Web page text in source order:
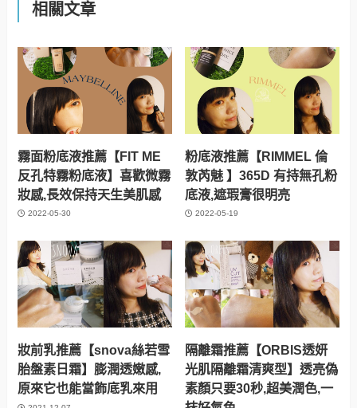
相關文章
霧面粉底液推薦【FIT ME
反孔特霧粉底液】喜歡微霧
妝感,長效保持天生美肌感
2022-05-30
粉底液推薦【RIMMEL 倫
敦芮魅 】365D 有持無孔粉
底液,遮瑕膏很明亮
2022-05-19
妝前乳推薦【snova絲若雪
胎盤素日霜】膨潤透嫩感,
原來它也能當飾底乳來用
隔離霜推薦【ORBIS透妍
光肌隔離霜清爽型】透亮偽
素顏只要30秒,超美潤色,一